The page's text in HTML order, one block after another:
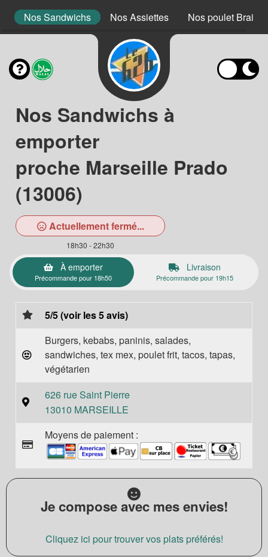
Nos Sandwichs Nos Assiettes Nos poulet Braisé
Nos Sandwichs à
emporter
proche Marseille Prado
(13006)
Actuellement fermé...
18h30 - 22h30
À emporter
Précommande pour 18h50
Livraison
Précommande pour 19h15
5/5 (voir les 5 avis)
Burgers, kebabs, paninis, salades,
sandwiches, tex mex, poulet frit, tacos, tapas,
végétarien
626 rue Saint Pierre
13010 MARSEILLE
Moyens de paiement :
Je compose avec mes envies!
Cliquez ici pour trouver vos plats préférés!